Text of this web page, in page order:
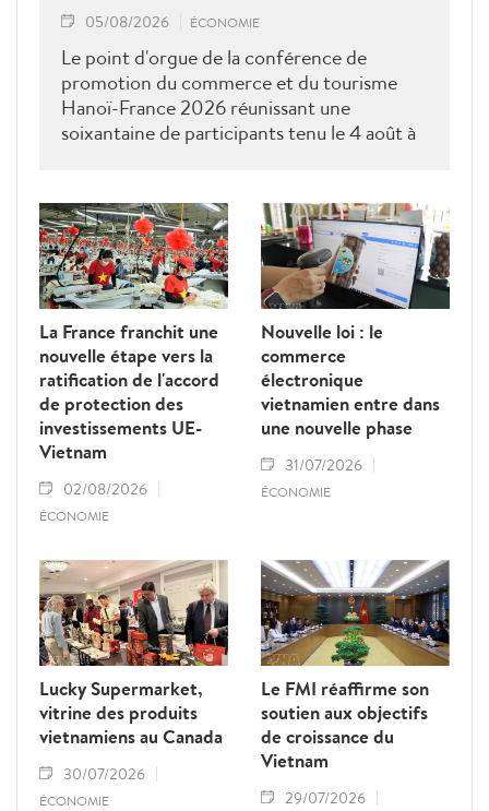
05/08/2026 ÉCONOMIE
Le point d'orgue de la conférence de
promotion du commerce et du tourisme
Hanoï-France 2026 réunissant une
soixantaine de participants tenu le 4 août à
les entreprises ainsi que les associations
françaises.
La France franchit une
nouvelle étape vers la
ratification de l'accord
de protection des
investissements UE-
Vietnam
02/08/2026
ÉCONOMIE
Nouvelle loi : le
commerce
électronique
vietnamien entre dans
une nouvelle phase
31/07/2026
ÉCONOMIE
Lucky Supermarket,
vitrine des produits
vietnamiens au Canada
30/07/2026
ÉCONOMIE
Le FMI réaffirme son
soutien aux objectifs
de croissance du
Vietnam
29/07/2026